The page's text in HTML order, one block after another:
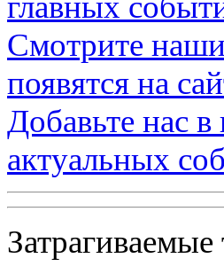
Смотрите
появятся на
Добавьте нас
актуальных